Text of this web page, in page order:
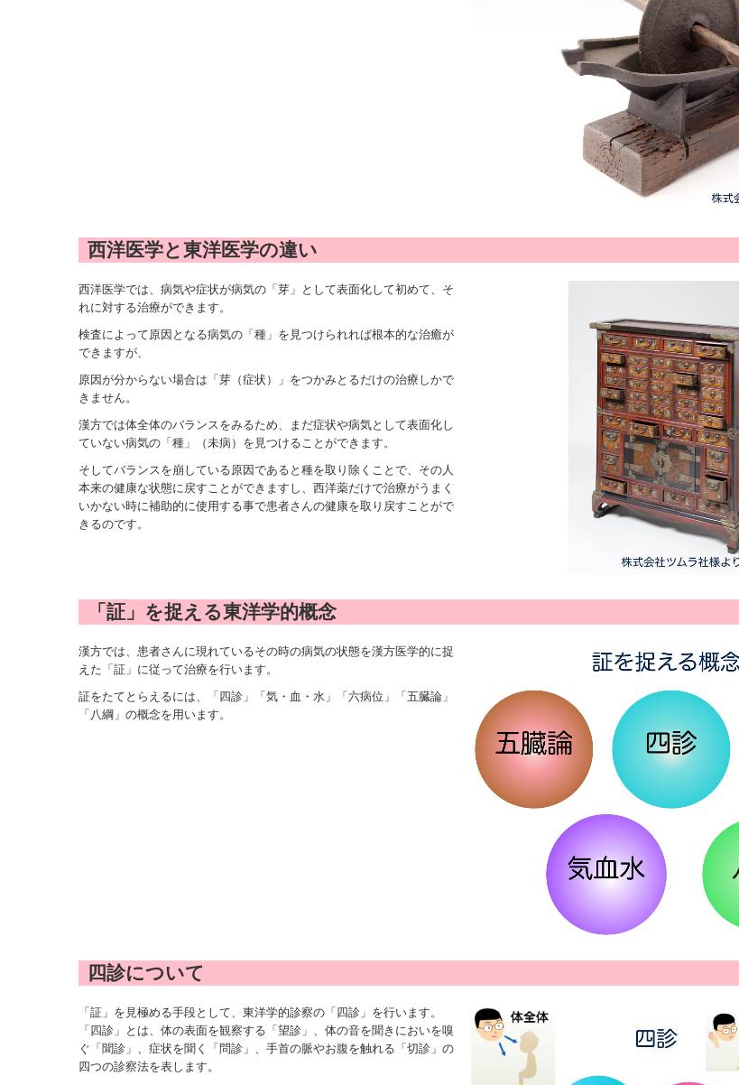
西洋医学と東洋医学の違い
西洋医学では、病気や症状が病気の「芽」として表面化して初めて、そ
れに対する治療ができます。
検査によって原因となる病気の「種」を見つけられれば根本的な治癒が
できますが、
原因が分からない場合は「芽（症状）」をつかみとるだけの治療しかで
きません。
漢方では体全体のバランスをみるため、まだ症状や病気として表面化し
ていない病気の「種」（未病）を見つけることができます。
そしてバランスを崩している原因であると種を取り除くことで、その人
本来の健康な状態に戻すことができますし、西洋薬だけで治療がうまく
いかない時に補助的に使用する事で患者さんの健康を取り戻すことがで
きるのです。
「証」を捉える東洋学的概念
漢方では、患者さんに現れているその時の病気の状態を漢方医学的に捉
えた「証」に従って治療を行います。
証をたてとらえるには、「四診」「気・血・水」「六病位」「五臓論」
「八綱」の概念を用います。
四診について
「証」を見極める手段として、東洋学的診察の「四診」を行います。
「四診」とは、体の表面を観察する「望診」、体の音を聞きにおいを嗅
ぐ「聞診」、症状を聞く「問診」、手首の脈やお腹を触れる「切診」の
四つの診察法を表します。